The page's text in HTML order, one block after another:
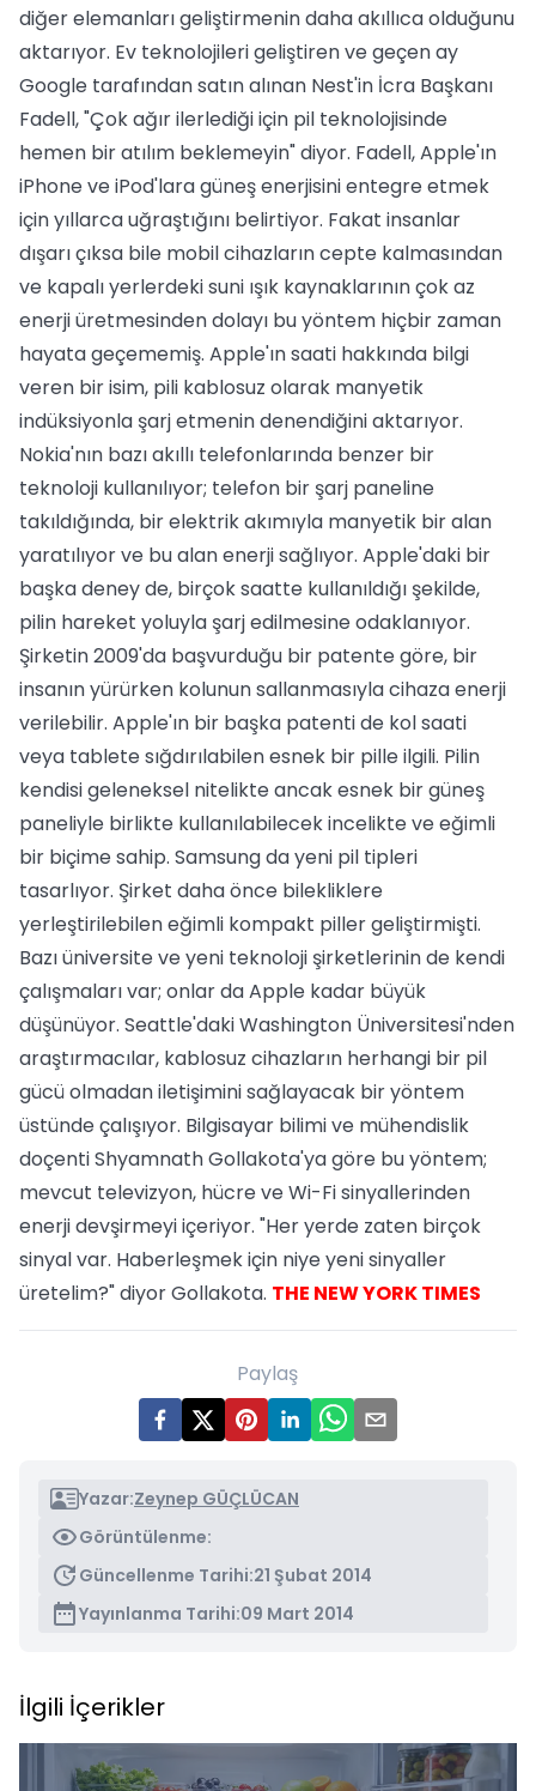
diğer elemanları geliştirmenin daha akıllıca olduğunu
aktarıyor. Ev teknolojileri geliştiren ve geçen ay
Google tarafından satın alınan Nest'in İcra Başkanı
Fadell, "Çok ağır ilerlediği için pil teknolojisinde
hemen bir atılım beklemeyin" diyor. Fadell, Apple'ın
iPhone ve iPod'lara güneş enerjisini entegre etmek
için yıllarca uğraştığını belirtiyor. Fakat insanlar
dışarı çıksa bile mobil cihazların cepte kalmasından
ve kapalı yerlerdeki suni ışık kaynaklarının çok az
enerji üretmesinden dolayı bu yöntem hiçbir zaman
hayata geçememiş. Apple'ın saati hakkında bilgi
veren bir isim, pili kablosuz olarak manyetik
indüksiyonla şarj etmenin denendiğini aktarıyor.
Nokia'nın bazı akıllı telefonlarında benzer bir
teknoloji kullanılıyor; telefon bir şarj paneline
takıldığında, bir elektrik akımıyla manyetik bir alan
yaratılıyor ve bu alan enerji sağlıyor. Apple'daki bir
başka deney de, birçok saatte kullanıldığı şekilde,
pilin hareket yoluyla şarj edilmesine odaklanıyor.
Şirketin 2009'da başvurduğu bir patente göre, bir
insanın yürürken kolunun sallanmasıyla cihaza enerji
verilebilir. Apple'ın bir başka patenti de kol saati
veya tablete sığdırılabilen esnek bir pille ilgili. Pilin
kendisi geleneksel nitelikte ancak esnek bir güneş
paneliyle birlikte kullanılabilecek incelikte ve eğimli
bir biçime sahip. Samsung da yeni pil tipleri
tasarlıyor. Şirket daha önce bilekliklere
yerleştirilebilen eğimli kompakt piller geliştirmişti.
Bazı üniversite ve yeni teknoloji şirketlerinin de kendi
çalışmaları var; onlar da Apple kadar büyük
düşünüyor. Seattle'daki Washington Üniversitesi'nden
araştırmacılar, kablosuz cihazların herhangi bir pil
gücü olmadan iletişimini sağlayacak bir yöntem
üstünde çalışıyor. Bilgisayar bilimi ve mühendislik
doçenti Shyamnath Gollakota'ya göre bu yöntem;
mevcut televizyon, hücre ve Wi-Fi sinyallerinden
enerji devşirmeyi içeriyor. "Her yerde zaten birçok
sinyal var. Haberleşmek için niye yeni sinyaller
üretelim?" diyor Gollakota. THE NEW YORK TIMES
Paylaş
Yazar:Zeynep GÜÇLÜCAN
Görüntülenme:
Güncellenme Tarihi:21 Şubat 2014
Yayınlanma Tarihi:09 Mart 2014
İlgili İçerikler